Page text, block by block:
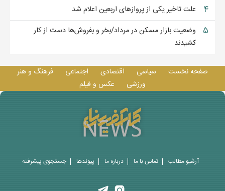
۴ علت تاخیر یکی از پروازهای اربعین اعلام شد
۵
وضعیت بازار مسکن در مرداد/بخر و بفروش‌ها دست از کار
کشیدند
صفحه نخست سیاسی اقتصادی اجتماعی
فرهنگ و هنر
ورزشی
عکس و فيلم
آرشیو مطالب تماس با ما درباره ما پيوندها جستجوی پيشرفته